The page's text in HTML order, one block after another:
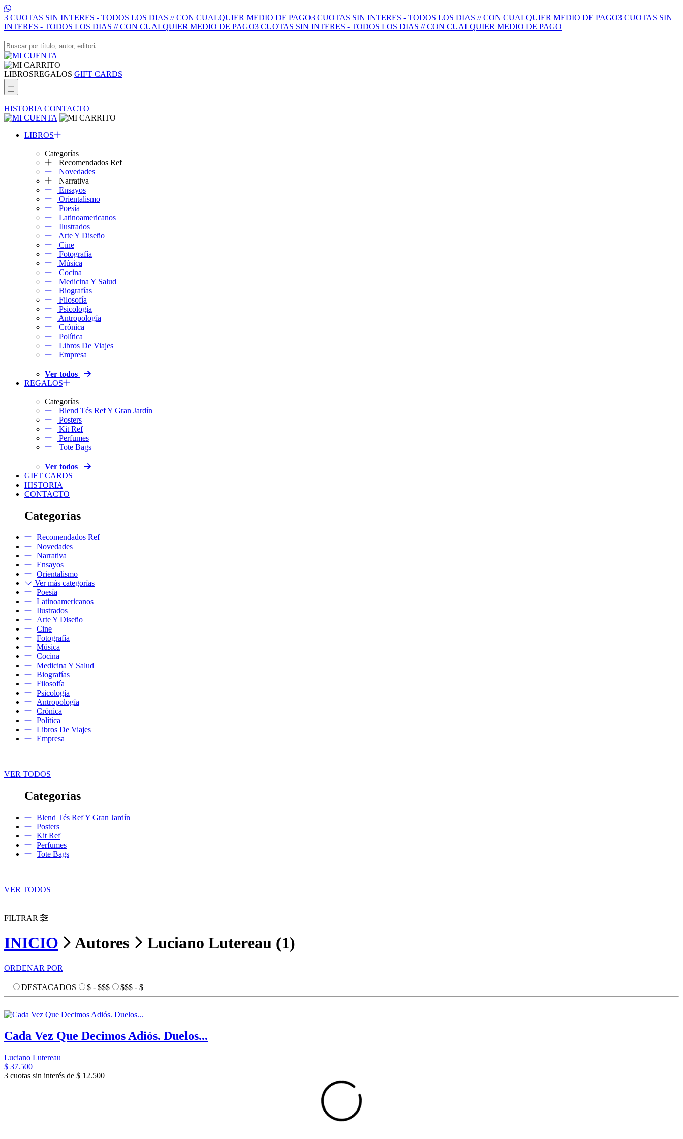
3 CUOTAS SIN INTERES - TODOS LOS DIAS // CON CUALQUIER MEDIO DE PAGO3 CUOTAS SIN INTERES - TODOS LOS DIAS // CON CUALQUIER MEDIO DE PAGO3 CUOTAS SIN
INTERES - TODOS LOS DIAS // CON CUALQUIER MEDIO DE PAGO3 CUOTAS SIN INTERES - TODOS LOS DIAS // CON CUALQUIER MEDIO DE PAGO
LIBROSREGALOS GIFT CARDS
HISTORIA CONTACTO
LIBROS
Categorías
Recomendados Ref
Novedades
Narrativa
Ensayos
Orientalismo
Poesía
Latinoamericanos
Ilustrados
Arte Y Diseño
Cine
Fotografía
Música
Cocina
Medicina Y Salud
Biografías
Filosofía
Psicología
Antropología
Crónica
Política
Libros De Viajes
Empresa
Ver todos
REGALOS
Categorías
Blend Tés Ref Y Gran Jardín
Posters
Kit Ref
Perfumes
Tote Bags
Ver todos
GIFT CARDS
HISTORIA
CONTACTO
Categorías
Recomendados Ref
Novedades
Narrativa
Ensayos
Orientalismo
Ver más categorías
Poesía
Latinoamericanos
Ilustrados
Arte Y Diseño
Cine
Fotografía
Música
Cocina
Medicina Y Salud
Biografías
Filosofía
Psicología
Antropología
Crónica
Política
Libros De Viajes
Empresa
VER TODOS
Categorías
Blend Tés Ref Y Gran Jardín
Posters
Kit Ref
Perfumes
Tote Bags
VER TODOS
FILTRAR
INICIO Autores Luciano Lutereau (1)
ORDENAR POR
DESTACADOS $ - $$$ $$$ - $
Cada Vez Que Decimos Adiós. Duelos...
Luciano Lutereau
$ 37.500
3 cuotas sin interés de $ 12.500